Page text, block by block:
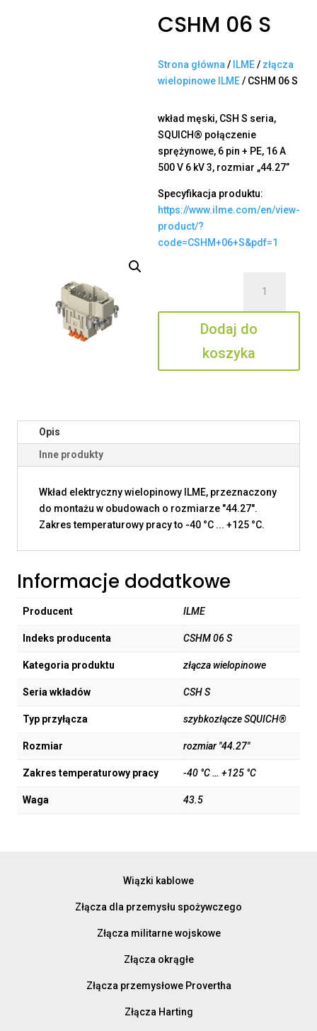
CSHM 06 S
Strona główna / ILME/ złącza
wielopinowe ILME/ CSHM 06 S
wkład męski, CSH S seria,
SQUICH® połączenie
sprężynowe, 6 pin + PE, 16 A
500 V 6 kV 3, rozmiar „44.27”
Specyfikacja produktu:
https://www.ilme.com/en/view-
product/?
code=CSHM+06+S&pdf=1
CSHM
06
S
Dodaj do
koszyka
Opis
Inne produkty
Wkład elektryczny wielopinowy ILME, przeznaczony
do montażu w obudowach o rozmiarze "44.27".
Zakres temperaturowy pracy to -40 °C ... +125 °C.
Informacje dodatkowe
Producent ILME
Indeks producenta CSHM 06 S
Kategoria produktu złącza wielopinowe
Seria wkładów CSH S
Typ przyłącza szybkozłącze SQUICH®
Rozmiar rozmiar "44.27"
Zakres temperaturowy pracy -40 °C … +125 °C
Waga 43.5
Wiązki kablowe
Złącza dla przemysłu spożywczego
Złącza militarne wojskowe
Złącza okrągłe
Złącza przemysłowe Provertha
Złącza Harting